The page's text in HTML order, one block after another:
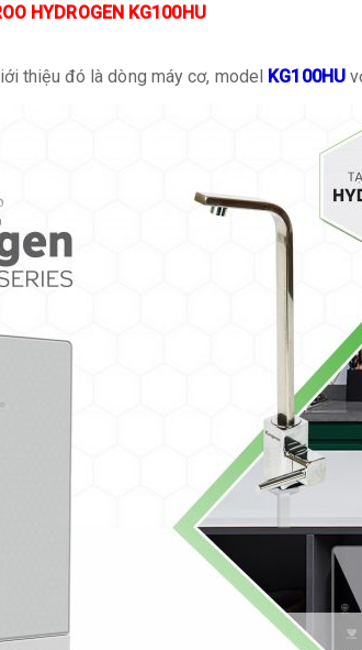
HYDROGEN KG100HU
thiệu đó là dòng máy cơ, model KG100HU